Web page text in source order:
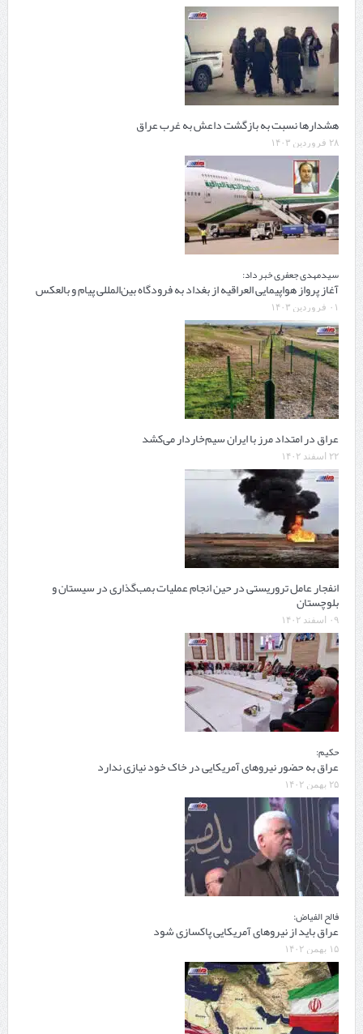
هشدارها نسبت به بازگشت داعش به غرب عراق
۲۸ فروردین ۱۴۰۳
سیدمهدی جعفری خبر داد:
آغاز پرواز هواپیمایی العراقیه از بغداد به فرودگاه بین‌المللی پیام و بالعكس
۰۱ فروردین ۱۴۰۳
عراق در امتداد مرز با ایران سیم‌خاردار می‌کشد
۲۲ اسفند ۱۴۰۲
انفجار عامل تروریستی در حین انجام عملیات بمب‌گذاری در سیستان و
بلوچستان
۰۹ اسفند ۱۴۰۲
حکیم:
عراق به حضور نیروهای آمریکایی در خاک خود نیازی ندارد
۲۵ بهمن ۱۴۰۲
فالح الفیاض:
عراق باید از نیروهای آمریکایی پاکسازی شود
۱۵ بهمن ۱۴۰۲